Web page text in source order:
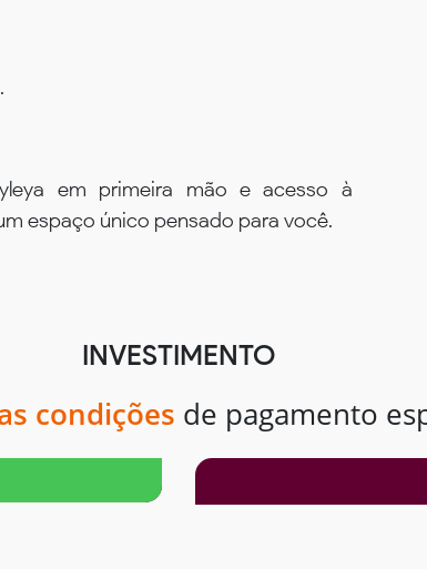
em primeira mão e acesso à
espaço único pensado para você.
INVESTIMENTO
condições de pagamento